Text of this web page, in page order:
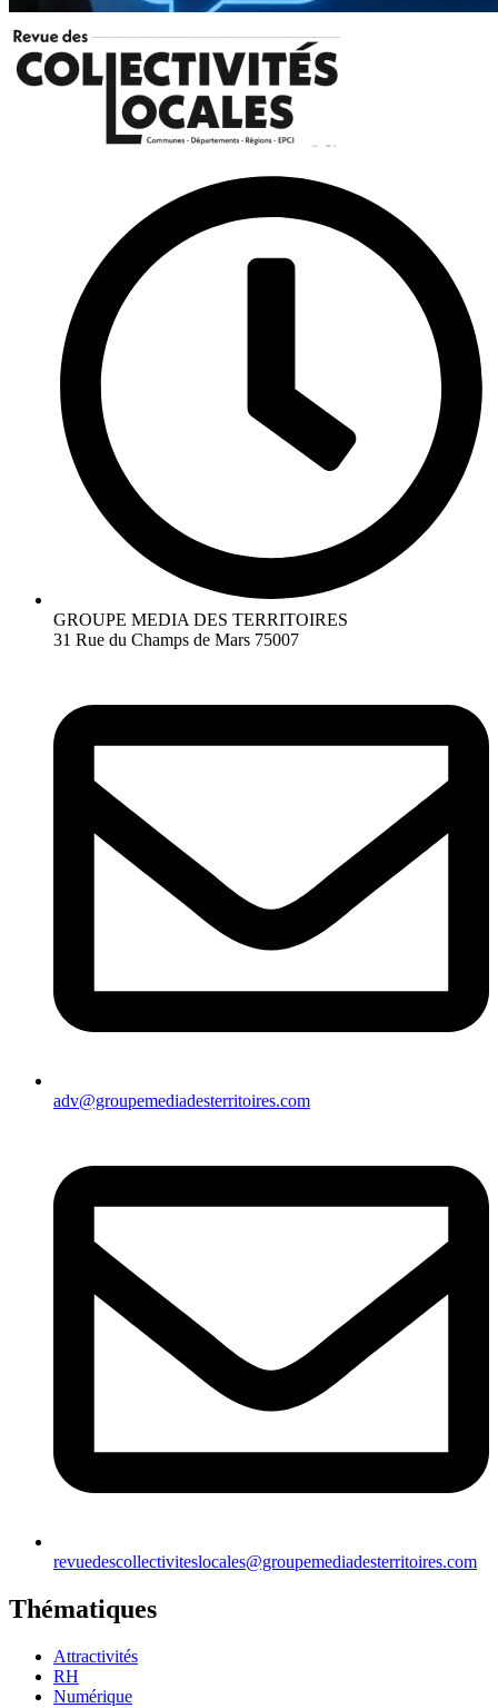
GROUPE MEDIA DES TERRITOIRES
31 Rue du Champs de Mars 75007
adv@groupemediadesterritoires.com
revuedescollectiviteslocales@groupemediadesterritoires.com
Thématiques
Attractivités
RH
Numérique